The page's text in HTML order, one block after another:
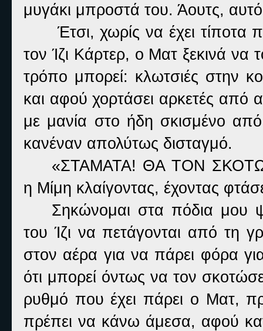
μυγάκι μπροστά του. Άουτς,
Έτσι, χωρίς να έχει
τον Ίζι Κάρτερ, ο Ματ ξεκινά
τρόπο μπορεί: κλωτσιές στην
και αφού χορτάσει αρκετές από
με μανία στο ήδη σκισμένο
κανέναν απολύτως δισταγμό.
«ΣΤΑΜΑΤΑ! ΘΑ ΤΟΝ
η Μίμη κλαίγοντας, έχοντας
Σηκώνομαι στα πόδια μου
του Ίζι να πετάγονται από τη
στον αέρα για να πάρει φόρα
ότι μπορεί όντως να τον
ρυθμό που έχει πάρει ο Ματ,
πρέπει να κάνω άμεσα, αφού